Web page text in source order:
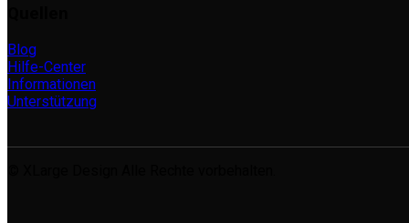
Blog
Hilfe-Center
Informationen
Unterstützung